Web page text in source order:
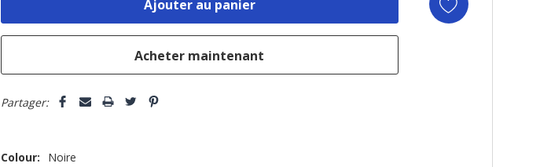
plus
Partager:
Colour:
Noire